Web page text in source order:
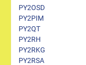
PY2OSD
PY2PIM
PY2QT
PY2RH
PY2RKG
PY2RSA